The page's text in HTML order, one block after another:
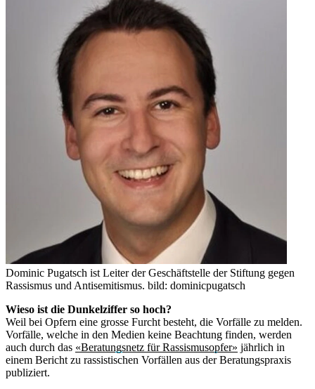
Dominic Pugatsch ist Leiter der Geschäftstelle der Stiftung gegen
Rassismus und Antisemitismus. bild: dominicpugatsch
Wieso ist die Dunkelziffer so hoch?
Weil bei Opfern eine grosse Furcht besteht, die Vorfälle zu melden.
Vorfälle, welche in den Medien keine Beachtung finden, werden
auch durch das «Beratungsnetz für Rassismusopfer» jährlich in
einem Bericht zu rassistischen Vorfällen aus der Beratungspraxis
publiziert.